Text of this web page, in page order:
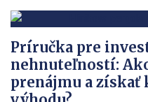
Príručka pre
nehnuteľností:
prenájmu a získať